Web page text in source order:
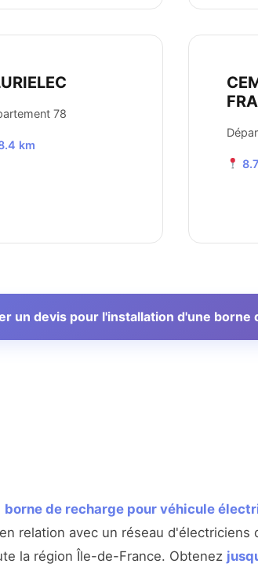
78
km
un devis pour l'installation d'une borne
borne de recharge pour véhicule
relation avec un réseau d'électriciens
la région Île-de-France. Obtenez